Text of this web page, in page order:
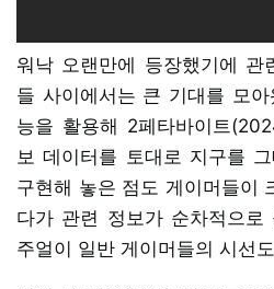
워낙 오랜만에 등장했기에 관
들 사이에서는 큰 기대를 모
능을 활용해 2페타바이트
보 데이터를 토대로 지구를
구현해 놓은 점도 게이머들이
다가 관련 정보가 순차적으로
주얼이 일반 게이머들의 시선